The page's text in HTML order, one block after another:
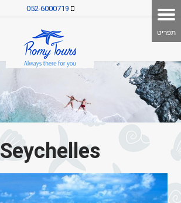
052-6000719
Seychelles